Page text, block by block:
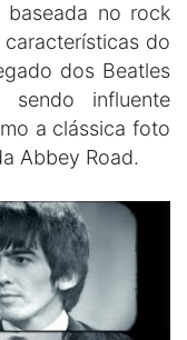
baseada no rock
do
dos Beatles
sendo influente
a clássica foto
Abbey Road.